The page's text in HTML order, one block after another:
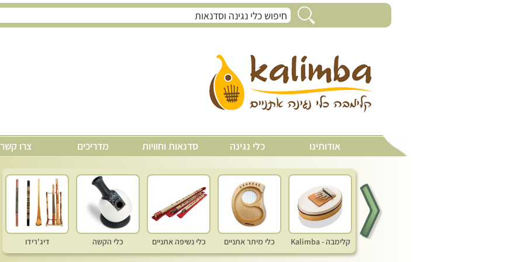
אודותינו כלי נגינה סדנאות וחוויות מדריכים צרו קשר
קלימבה - Kalimba כלי מיתר אתניים כלי נשיפה אתניים כלי הקשה דיג'רידו